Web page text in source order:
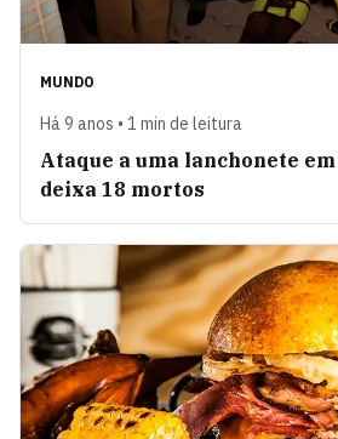
MUNDO
Há 9 anos • 1 min de leitura
Ataque a uma lanchonete
deixa 18 mortos